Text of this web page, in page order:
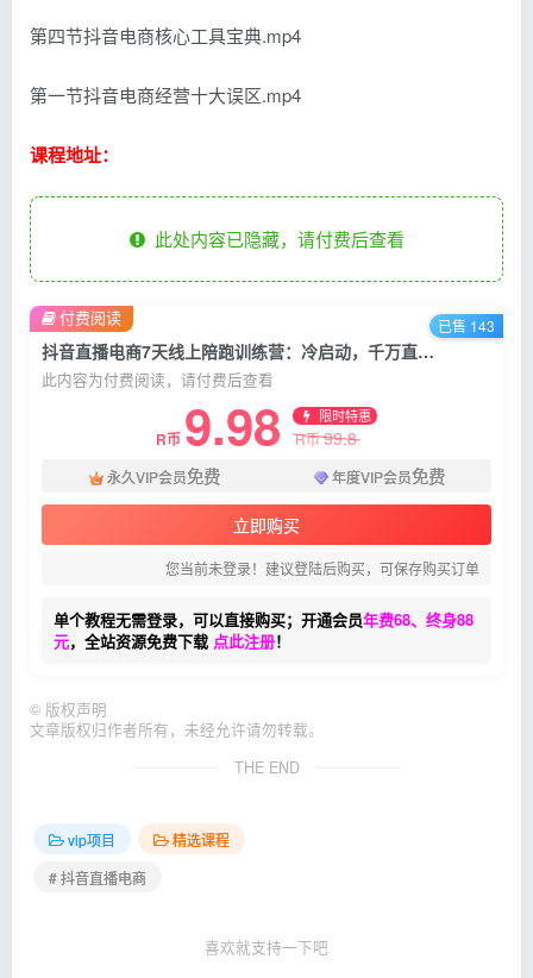
第四节抖音电商核心工具宝典.mp4
第一节抖音电商经营十大误区.mp4
课程地址：
此处内容已隐藏，请付费后查看
抖音直播电商7天线上陪跑训练营：冷启动，千万直播间搭建，爆款打造
此内容为付费阅读，请付费后查看
R币 9.98 限时特惠
R币99.8
永久VIP会员免费 年度VIP会员免费
立即购买
您当前未登录！建议登陆后购买，可保存购买订单
单个教程无需登录，可以直接购买；开通会员年费68、终身88
元，全站资源免费下载 点此注册！
付费阅读 已售 143
© 版权声明
文章版权归作者所有，未经允许请勿转载。
THE END
vip项目
精选课程
# 抖音直播电商
喜欢就支持一下吧